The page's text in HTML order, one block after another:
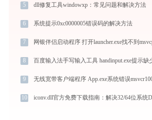
5 dll修复工具windowxp：常见问题和解决方法
6 系统提示0xc0000005错误码的解决方法
7
8
9
10 iconv.dll官方免费下载指南：解决32/64位系统